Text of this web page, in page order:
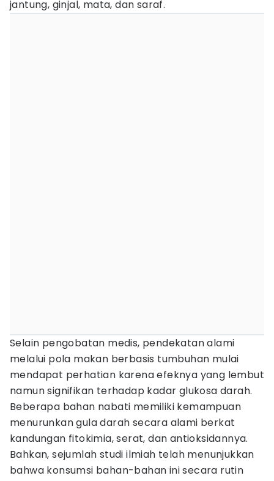
jantung, ginjal, mata, dan saraf.
Selain pengobatan medis, pendekatan alami
melalui pola makan berbasis tumbuhan mulai
mendapat perhatian karena efeknya yang lembut
namun signifikan terhadap kadar glukosa darah.
Beberapa bahan nabati memiliki kemampuan
menurunkan gula darah secara alami berkat
kandungan fitokimia, serat, dan antioksidannya.
Bahkan, sejumlah studi ilmiah telah menunjukkan
bahwa konsumsi bahan-bahan ini secara rutin